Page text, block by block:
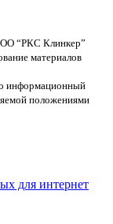
“РКС Клинкер”
материалов
информационный
положениями
для интернет